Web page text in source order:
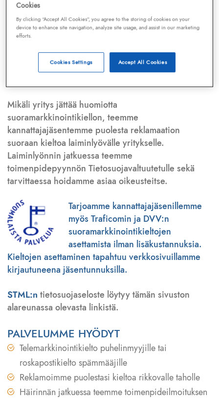
Toimittamme tietokannassamme oleville
suoramarkkinointiyrityksille kannattajajäsentemme
suoramarkkinointikiellon sähköisen rajauspalvelun.
Näin jäsenen puhelinnumero suodattuu pois
yritysten suoramarkkinointilistoilta. Tämä hyödyttää
Mikäli yritys jättää huomiotta
suoramarkkinointikiellon, teemme
kannattajajäsentemme puolesta reklamaation
suoraan kieltoa laiminlyövälle yritykselle.
Laiminlyönnin jatkuessa teemme
toimenpidepyynnön Tietosuojavaltuutetulle sekä
tarvittaessa hoidamme asiaa oikeusteitse.
Tarjoamme kannattajajäsenillemme
myös Traficomin ja DVV:n
suoramarkkinointikieltojen
asettamista ilman lisäkustannuksia.
Kieltojen asettaminen tapahtuu verkkosivuillamme
kirjautuneena jäsentunnuksilla.
STML:n tietosuojaseloste löytyy tämän sivuston
alareunassa olevasta linkistä.
PALVELUMME HYÖDYT
Telemarkkinointikielto puhelinmyyjille tai
roskapostikielto spämmääjille
Reklamoimme puolestasi kieltoa rikkovalle taholle
Häirinnän jatkuessa teemme toimenpideilmoituksen
Cookies
By clicking “Accept All Cookies”, you agree to the storing of cookies on your
device to enhance site navigation, analyze site usage, and assist in our marketing
efforts.
Accept All Cookies
Cookies Settings